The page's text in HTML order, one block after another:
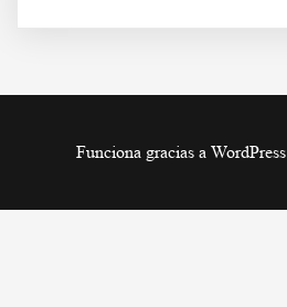
Funciona gracias a WordPress